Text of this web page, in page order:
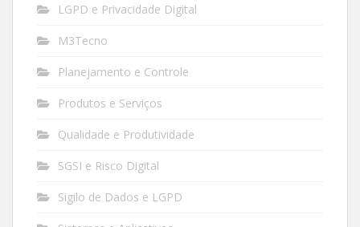
LGPD e Privacidade Digital
M3Tecno
Planejamento e Controle
Produtos e Serviços
Qualidade e Produtividade
SGSI e Risco Digital
Sigilo de Dados e LGPD